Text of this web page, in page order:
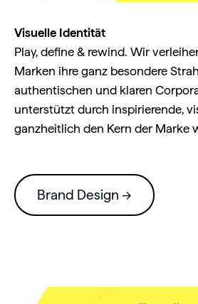
Visuelle Identität
Play, define & rewind. Wir
Marken ihre ganz besondere
authentischen und klaren
unterstützt durch inspirierende,
ganzheitlich den Kern der Marke
Brand Design →